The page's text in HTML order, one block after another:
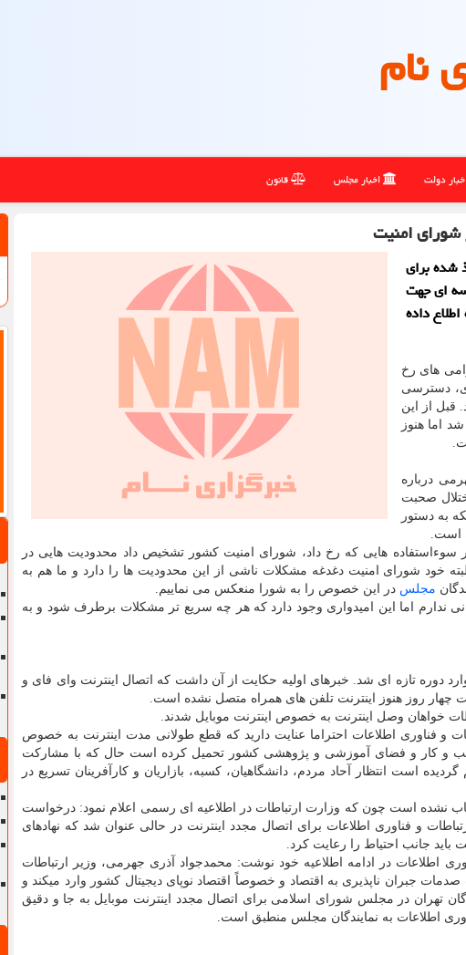
نام
دولت اخبار مجلس قانون
شورای امنیت
تصمیم اتخاذ شده برای
ای جهت
داده
های رخ
دسترسی
قبل از این
اما هنوز
درباره
صحبت
به دستور
است.
سوءاستفاده هایی كه رخ داد، شورای امنیت كشور تشخیص داد محدودیت هایی در
البته خود شورای امنیت دغدغه مشكلات ناشی از این محدودیت ها را دارد و ما هم به
مجلس در این خصوص را به شورا منعكس می نماییم.
ندارم اما این امیدواری وجود دارد كه هر چه سریع تر مشكلات برطرف شود و به
دوره تازه ای شد. خبرهای اولیه حكایت از آن داشت كه اتصال اینترنت وای فای و
روز هنوز اینترنت تلفن های همراه متصل نشده است.
خواهان وصل اینترنت به خصوص اینترنت موبایل شدند.
و فناوری اطلاعات احتراما عنایت دارید كه قطع طولانی مدت اینترنت به خصوص
كسب و كار و فضای آموزشی و پژوهشی كشور تحمیل كرده است حال كه با مشاركت
است انتظار آحاد مردم، دانشگاهیان، كسبه، بازاریان و كارآفرینان تسریع در
نشده است چون كه وزارت ارتباطات در اطلاعیه ای رسمی اعلام نمود: درخواست
و فناوری اطلاعات برای اتصال مجدد اینترنت در حالی عنوان شد كه نهادهای
باید جانب احتیاط را رعایت كرد.
اطلاعات در ادامه اطلاعیه خود نوشت: محمدجواد آذری جهرمی، وزیر ارتباطات
جبران ناپذیری به اقتصاد و خصوصاً اقتصاد نوپای دیجیتال كشور وارد میكند و
تهران در مجلس شورای اسلامی برای اتصال مجدد اینترنت موبایل به جا و دقیق
اطلاعات به نمایندگان مجلس منطبق است.